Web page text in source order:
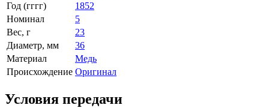
Год (гггг)
1852
Номинал
5
Вес, г
23
Диаметр, мм
36
Материал
Медь
Происхождение Оригинал
Условия передачи